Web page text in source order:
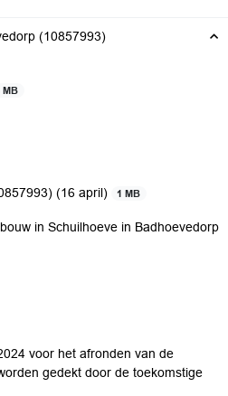
(10857993)
MB
(16 april) 1 MB
in Schuilhoeve in Badhoevedorp
voor het afronden van de
gedekt door de toekomstige